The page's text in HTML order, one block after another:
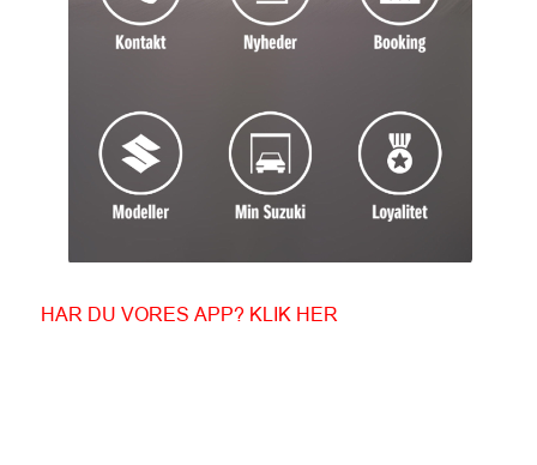
HAR DU VORES APP? KLIK HER